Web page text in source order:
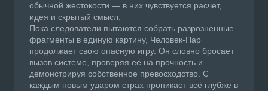
обычной жестокости — в них чувствуется расчет,
идея и скрытый смысл.
Пока следователи пытаются собрать разрозненные
фрагменты в единую картину, Человек-Пар
продолжает свою опасную игру. Он словно бросает
вызов системе, проверяя её на прочность и
демонстрируя собственное превосходство. С
каждым новым ударом страх проникает всё глубже в